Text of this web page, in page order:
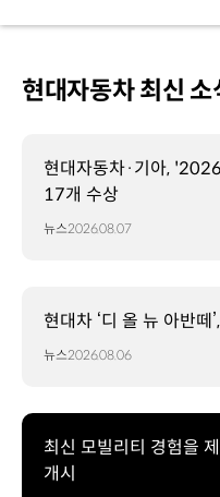
현대자동차 최신 소
현대자동차·기아,
17개 수상
뉴스2026.08.07
현대차 ‘디 올 뉴 아반
뉴스2026.08.06
최신 모빌리티 경험을
개시